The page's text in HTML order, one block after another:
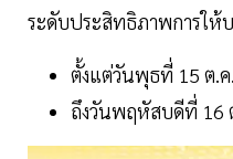
ระดับประสิทธิภาพการให้
ตั้งแต่วันพุธที่ 15 ต.ค
ถึงวันพฤหัสบดีที่ 16